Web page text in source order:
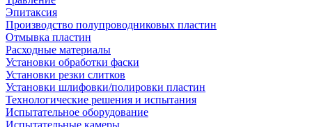
Эпитаксия
Производство полупроводниковых пластин
Отмывка пластин
Расходные материалы
Установки обработки фаски
Установки резки слитков
Установки шлифовки/полировки пластин
Технологические решения и испытания
Испытательное оборудование
Испытательные камеры